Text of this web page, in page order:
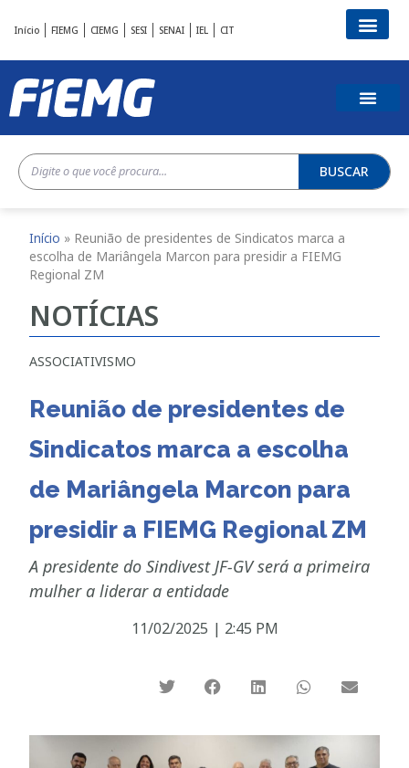
Início FIEMG CIEMG SESI SENAI IEL CIT
BUSCAR
Início » Reunião de presidentes de Sindicatos marca a
escolha de Mariângela Marcon para presidir a FIEMG
Regional ZM
NOTÍCIAS
ASSOCIATIVISMO
Reunião de presidentes de
Sindicatos marca a escolha
de Mariângela Marcon para
presidir a FIEMG Regional ZM
A presidente do Sindivest JF-GV será a primeira
mulher a liderar a entidade
11/02/2025 | 2:45 PM